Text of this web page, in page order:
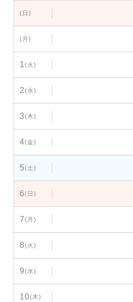
(日)
(月)
1(火)
2(水)
3(木)
4(金)
5(土)
6(日)
7(月)
8(火)
9(水)
10(木)